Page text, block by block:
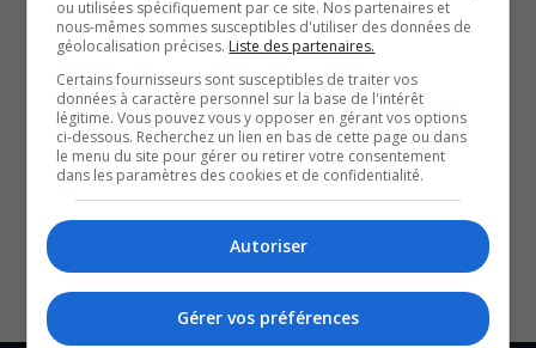
QUESTION DU JOUR
Commentaires
SOUTENIR NOS MÉDIAS, C’EST PROTÉGER NOTRE
ou utilisées spécifiquement par ce site. Nos partenaires et
nous-mêmes sommes susceptibles d'utiliser des données de
géolocalisation précises. Liste des partenaires.
Certains fournisseurs sont susceptibles de traiter vos
données à caractère personnel sur la base de l'intérêt
légitime. Vous pouvez vous y opposer en gérant vos options
ci-dessous. Recherchez un lien en bas de cette page ou dans
le menu du site pour gérer ou retirer votre consentement
dans les paramètres des cookies et de confidentialité.
Autoriser
Gérer vos préférences